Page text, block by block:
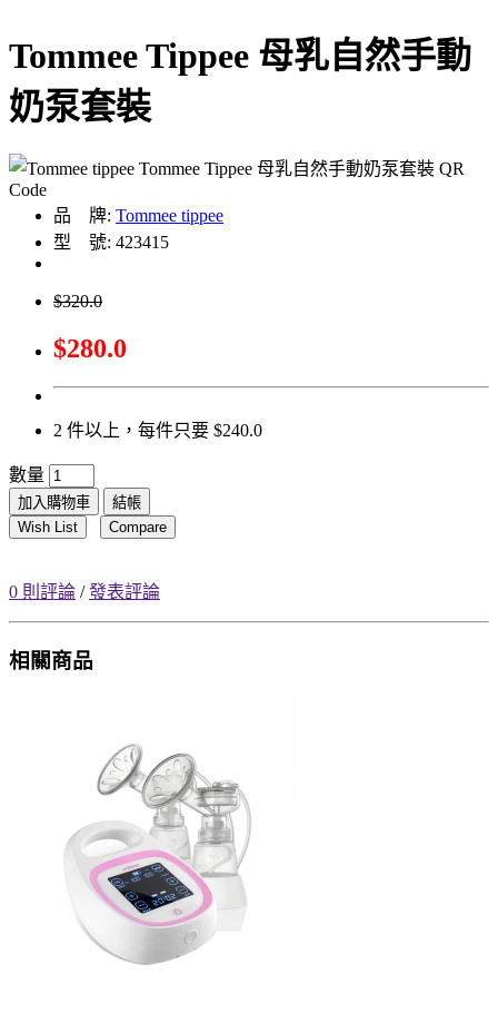
Tommee Tippee 母乳自然手動
奶泵套裝
品 牌: Tommee tippee
型 號: 423415
$320.0
$280.0
2 件以上，每件只要 $240.0
數量
加入購物車
結帳
Wish List
Compare
0 則評論 /發表評論
相關商品